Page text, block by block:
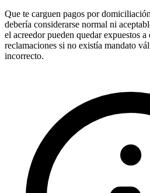
Que te carguen pagos por
debería considerarse normal ni
el acreedor pueden quedar expuestos
reclamaciones si no existía mandato
incorrecto.